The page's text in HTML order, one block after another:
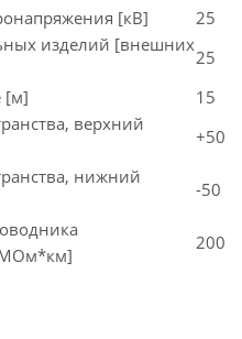
[кВ]
25
изделий [внешних
25
[м]
15
верхний
+50
нижний
-50
[МОм*км]
200